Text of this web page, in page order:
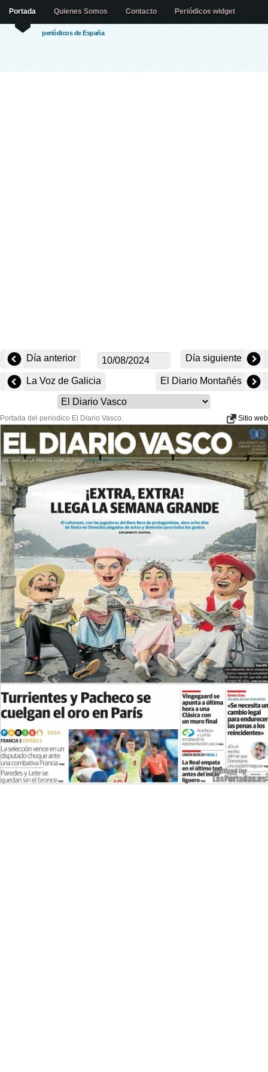
periódicos de España
Portada Quienes Somos Contacto Periódicos widget
Día anterior Día siguiente
La Voz de Galicia El Diario Montañés
Portada del periodico El Diario Vasco: Sitio web